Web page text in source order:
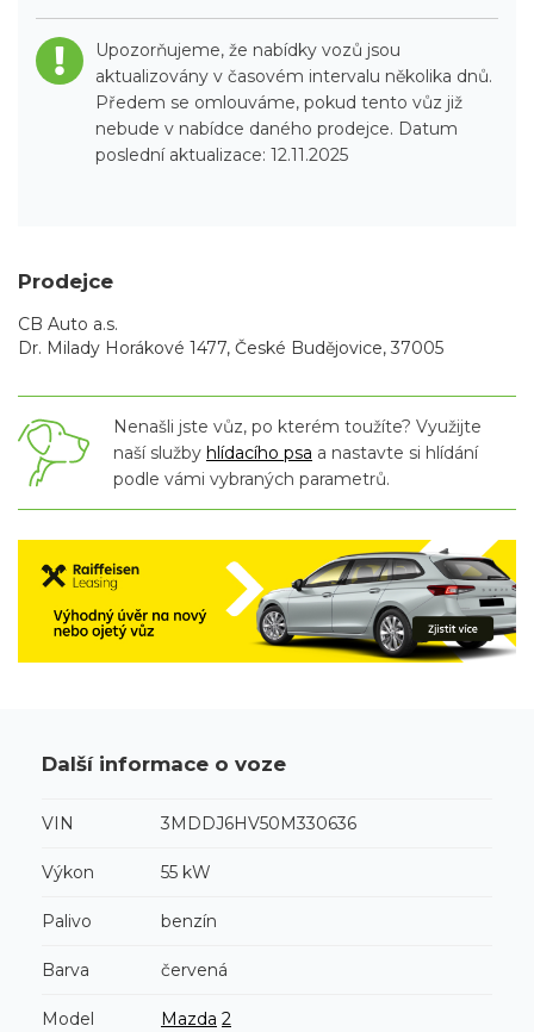
Upozorňujeme, že nabídky vozů jsou
aktualizovány v časovém intervalu několika dnů.
Předem se omlouváme, pokud tento vůz již
nebude v nabídce daného prodejce. Datum
poslední aktualizace: 12.11.2025
Prodejce
CB Auto a.s.
Dr. Milady Horákové 1477, České Budějovice, 37005
Nenašli jste vůz, po kterém toužíte? Využijte
naší služby hlídacího psa a nastavte si hlídání
podle vámi vybraných parametrů.
Další informace o voze
VIN 3MDDJ6HV50M330636
Výkon 55 kW
Palivo benzín
Barva červená
Model Mazda 2